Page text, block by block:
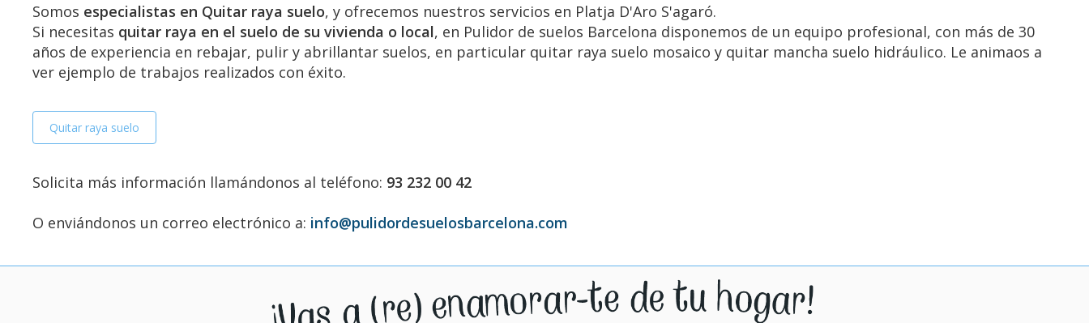
Somos especialistas en Quitar raya suelo, y ofrecemos nuestros servicios en Platja D'Aro S'agaró.
Si necesitas quitar raya en el suelo de su vivienda o local, en Pulidor de suelos Barcelona disponemos de un equipo profesional, con más de 30
años de experiencia en rebajar, pulir y abrillantar suelos, en particular quitar raya suelo mosaico y quitar mancha suelo hidráulico. Le animaos a
ver ejemplo de trabajos realizados con éxito.
Quitar raya suelo
Solicita más información llamándonos al teléfono: 93 232 00 42
O enviándonos un correo electrónico a: info@pulidordesuelosbarcelona.com